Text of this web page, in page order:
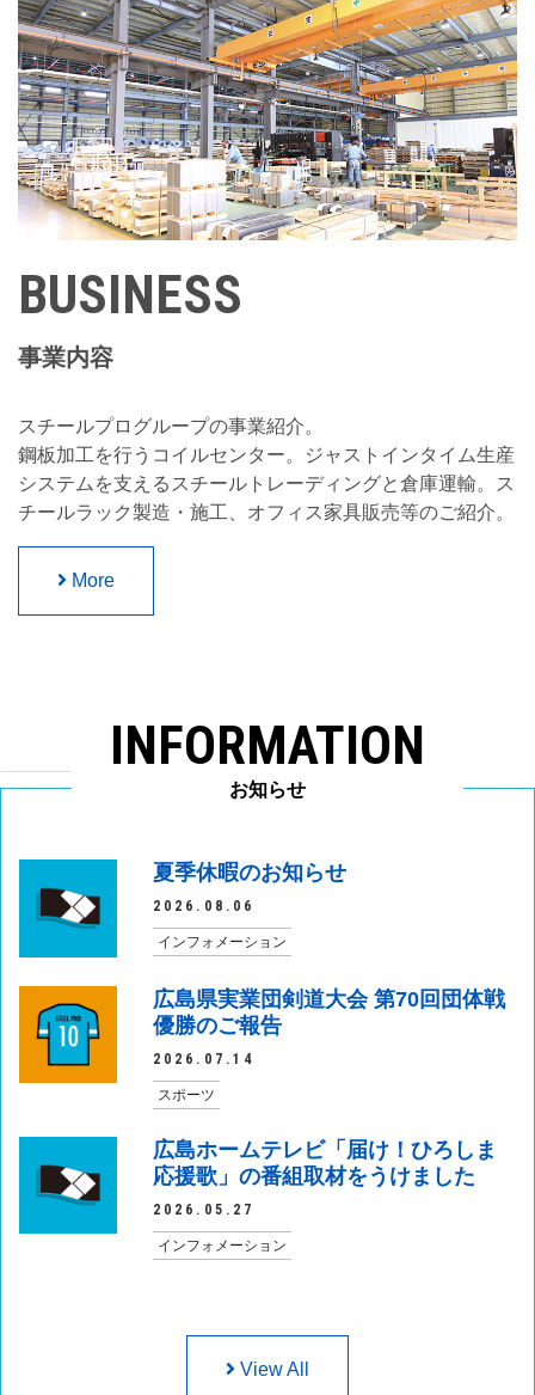
BUSINESS
事業内容
スチールプログループの事業紹介。
鋼板加工を行うコイルセンター。ジャストインタイム生産
システムを支えるスチールトレーディングと倉庫運輸。ス
チールラック製造・施工、オフィス家具販売等のご紹介。
More
INFORMATION
お知らせ
夏季休暇のお知らせ
2026.08.06
インフォメーション
広島県実業団剣道大会 第70回団体戦
優勝のご報告
2026.07.14
スポーツ
広島ホームテレビ「届け！ひろしま
応援歌」の番組取材をうけました
2026.05.27
インフォメーション
View All